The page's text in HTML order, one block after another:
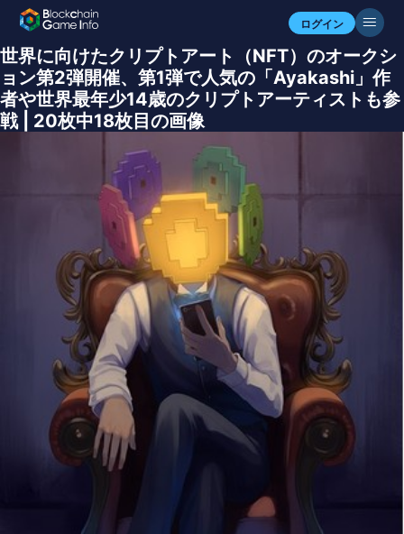
ログイン
世界に向けたクリプトアート（NFT）のオークシ
ョン第2弾開催、第1弾で人気の「Ayakashi」作
者や世界最年少14歳のクリプトアーティストも参
戦 | 20枚中18枚目の画像